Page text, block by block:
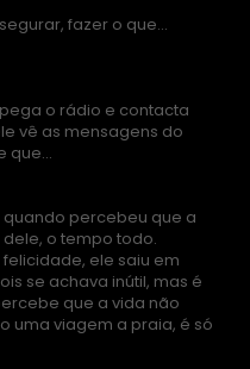
fazer o que...
o rádio e contacta
vê as mensagens do
que...
quando percebeu que a
o tempo todo.
ele saiu em
se achava inútil, mas é
que a vida não
uma viagem a praia, é só